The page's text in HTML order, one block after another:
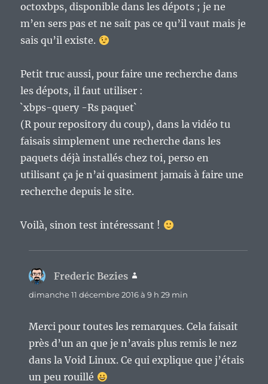
octoxbps, disponible dans les dépots ; je ne
m’en sers pas et ne sait pas ce qu’il vaut mais je
sais qu’il existe.
Petit truc aussi, pour faire une recherche dans
les dépots, il faut utiliser :
`xbps-query -Rs paquet`
(R pour repository du coup), dans la vidéo tu
faisais simplement une recherche dans les
paquets déjà installés chez toi, perso en
utilisant ça je n’ai quasiment jamais à faire une
recherche depuis le site.
Voilà, sinon test intéressant !
Frederic Bezies
dimanche 11 décembre 2016 à 9 h 29 min
Merci pour toutes les remarques. Cela faisait
près d’un an que je n’avais plus remis le nez
dans la Void Linux. Ce qui explique que j’étais
un peu rouillé